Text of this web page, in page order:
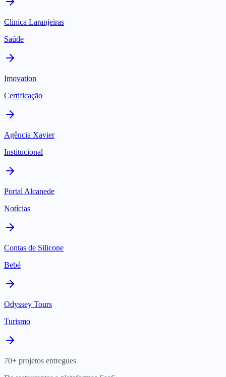
Clinica Laranjeiras
Saúde
Imovation
Certificação
Agência Xavier
Institucional
Portal Alcanede
Notícias
Contas de Silicone
Bebé
Odyssey Tours
Turismo
70+ projetos entregues